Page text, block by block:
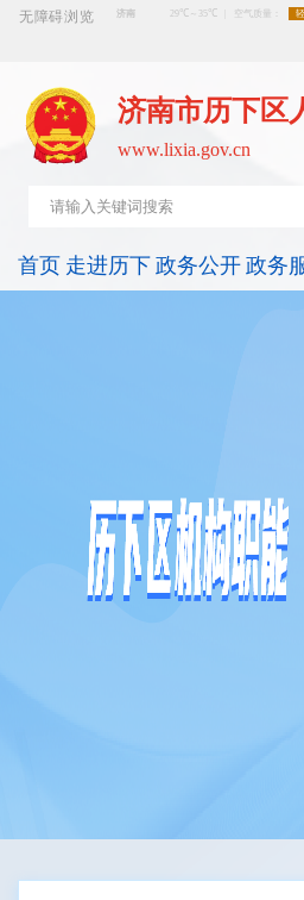
无障碍浏览
济南市历下区
www.lixia.gov.cn
首页 走进历下 政务公开 政务